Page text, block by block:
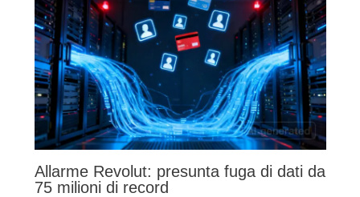
Allarme Revolut: presunta fuga di dati da
75 milioni di record